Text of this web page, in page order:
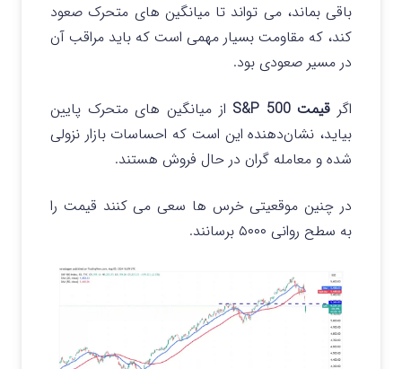
باقی بماند، می تواند تا میانگین های متحرک صعود
کند، که مقاومت بسیار مهمی است که باید مراقب آن
در مسیر صعودی بود.
اگر قیمت S&P 500
از میانگین‌ های متحرک پایین
بیاید، نشان‌دهنده این است که احساسات بازار نزولی
شده و معامله گران در حال فروش هستند.
در چنین موقعیتی خرس‌ ها سعی می‌ کنند قیمت را
به سطح روانی ۵۰۰۰ برسانند.